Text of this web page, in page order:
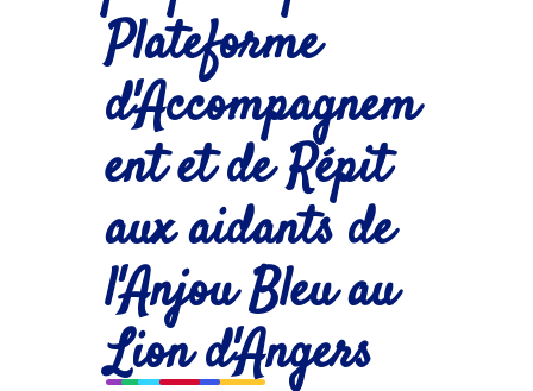
Plateforme
d'Accompagnem
ent et de Répit
aux aidants de
l'Anjou Bleu au
Lion d'Angers